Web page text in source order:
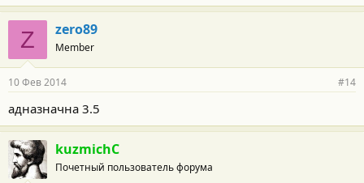
Z zero89
Member
10 Фев 2014 #14
адназначна 3.5
kuzmichC
Почетный пользователь форума